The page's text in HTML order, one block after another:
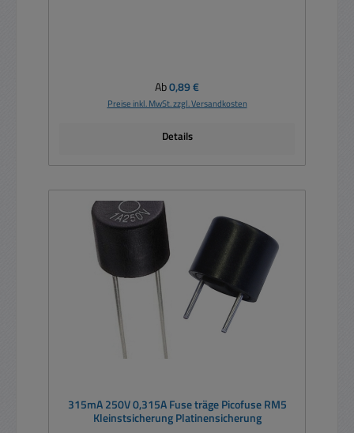
Regulärer Preis:
Ab0,89 €
Preise inkl. MwSt. zzgl. Versandkosten
Details
315mA 250V 0,315A Fuse träge Picofuse RM5
Kleinstsicherung Platinensicherung